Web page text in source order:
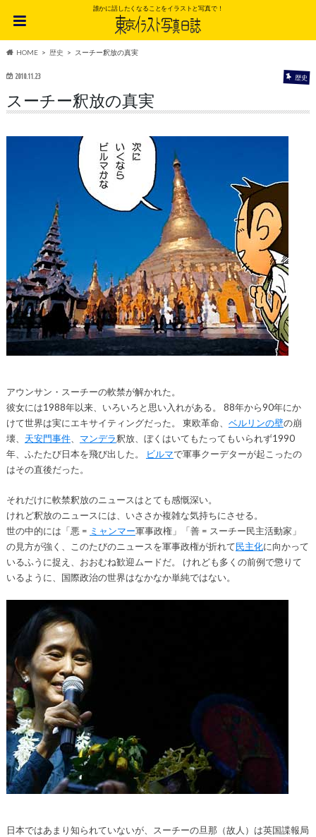
誰かに話したくなることをイラストと写真で！
HOME 歴史 スーチー釈放の真実
2010.11.23 歴史
スーチー釈放の真実
アウンサン・スーチーの軟禁が解かれた。
彼女には1988年以来、いろいろと思い入れがある。 88年から90年にか
けて世界は実にエキサイティングだった。 東欧革命、 ベルリンの壁の崩
壊、 天安門事件、 マンデラ釈放、ぼくはいてもたってもいられず1990
年、ふたたび日本を飛び出した。
ビルマで軍事クーデターが起こったの
はその直後だった。
それだけに軟禁釈放のニュースはとても感慨深い。
けれど釈放のニュースには、いささか複雑な気持ちにさせる。
世の中的には「悪 = ミャンマー軍事政権」「善 = スーチー民主活動家」
の見方が強く、このたびのニュースを軍事政権が折れて民主化に向かって
いるふうに捉え、おおむね歓迎ムードだ。 けれども多くの前例で懲りて
いるように、国際政治の世界はなかなか単純ではない。
日本ではあまり知られていないが、スーチーの旦那（故人）は英国諜報局